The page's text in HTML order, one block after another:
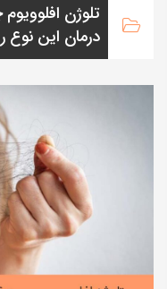
تلوژن
درمان این